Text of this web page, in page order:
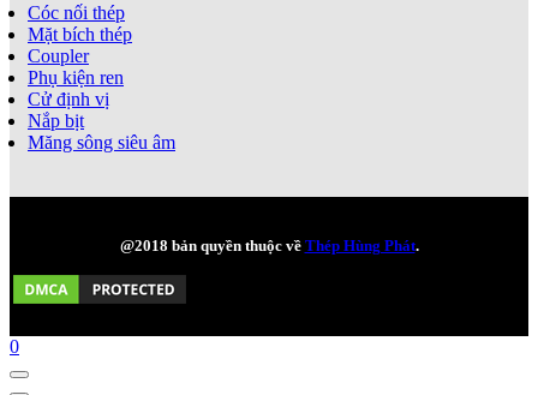
Cóc nối thép
Mặt bích thép
Coupler
Phụ kiện ren
Cử định vị
Nắp bịt
Măng sông siêu âm
@2018 bản quyền thuộc về Thép Hùng Phát.
0